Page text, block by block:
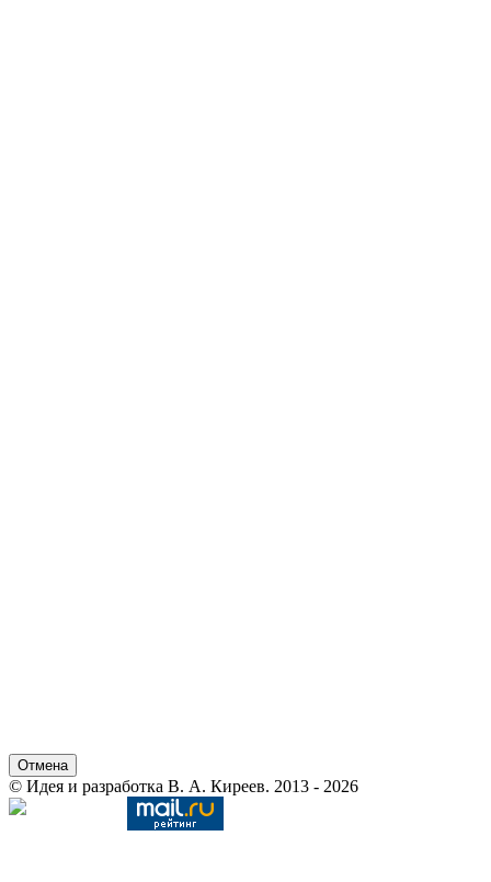
Отмена
© Идея и разработка В. А. Киреев. 2013 - 2026